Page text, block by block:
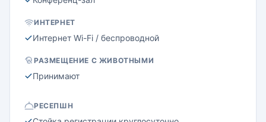
ИНТЕРНЕТ
Интернет Wi-Fi / беспроводной
РАЗМЕЩЕНИЕ С ЖИВОТНЫМИ
Принимают
РЕСЕПШН